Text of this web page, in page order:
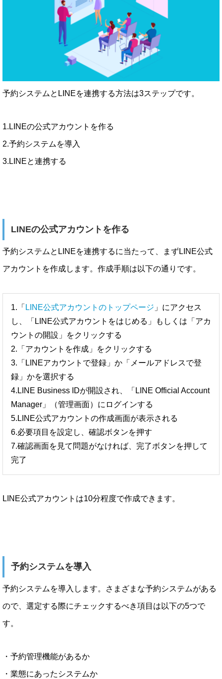
予約システムとLINEを連携する方法は3ステップです。
1.LINEの公式アカウントを作る
2.予約システムを導入
3.LINEと連携する
LINEの公式アカウントを作る
予約システムとLINEを連携するに当たって、まずLINE公式
アカウントを作成します。作成手順は以下の通りです。
1.「 LINE公式アカウントのトップページ 」にアクセス
し、「LINE公式アカウントをはじめる」もしくは「アカ
ウントの開設」をクリックする
2.「アカウントを作成」をクリックする
3.「LINEアカウントで登録」か「メールアドレスで登
録」かを選択する
4.LINE Business IDが開設され、「LINE Official Account
Manager」（管理画面）にログインする
5.LINE公式アカウントの作成画面が表示される
6.必要項目を設定し、確認ボタンを押す
7.確認画面を見て問題がなければ、完了ボタンを押して
完了
LINE公式アカウントは10分程度で作成できます。
予約システムを導入
予約システムを導入します。さまざまな予約システムがある
ので、選定する際にチェックするべき項目は以下の5つで
す。
・予約管理機能があるか
・業態にあったシステムか